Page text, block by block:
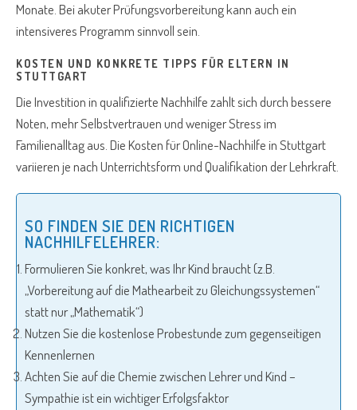
Monate. Bei akuter Prüfungsvorbereitung kann auch ein
intensiveres Programm sinnvoll sein.
KOSTEN UND KONKRETE TIPPS FÜR ELTERN IN
STUTTGART
Die Investition in qualifizierte Nachhilfe zahlt sich durch bessere
Noten, mehr Selbstvertrauen und weniger Stress im
Familienalltag aus. Die Kosten für Online-Nachhilfe in Stuttgart
variieren je nach Unterrichtsform und Qualifikation der Lehrkraft.
SO FINDEN SIE DEN RICHTIGEN
NACHHILFELEHRER:
Formulieren Sie konkret, was Ihr Kind braucht (z.B.
„Vorbereitung auf die Mathearbeit zu Gleichungssystemen“
statt nur „Mathematik“)
Nutzen Sie die kostenlose Probestunde zum gegenseitigen
Kennenlernen
Achten Sie auf die Chemie zwischen Lehrer und Kind –
Sympathie ist ein wichtiger Erfolgsfaktor